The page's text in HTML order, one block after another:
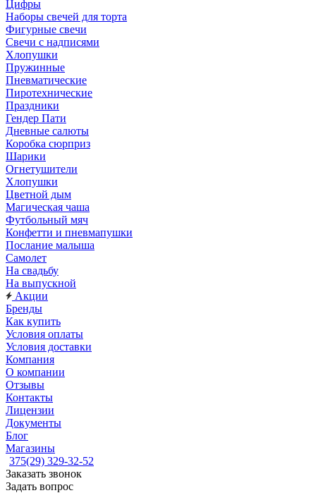
Цифры
Наборы свечей для торта
Фигурные свечи
Свечи с надписями
Хлопушки
Пружинные
Пневматические
Пиротехнические
Праздники
Гендер Пати
Дневные салюты
Коробка сюрприз
Шарики
Огнетушители
Хлопушки
Цветной дым
Магическая чаша
Футбольный мяч
Конфетти и пневмапушки
Послание малыша
Самолет
На свадьбу
На выпускной
Акции
Бренды
Как купить
Условия оплаты
Условия доставки
Компания
О компании
Отзывы
Контакты
Лицензии
Документы
Блог
Магазины
375(29) 329-32-52
Заказать звонок
Задать вопрос